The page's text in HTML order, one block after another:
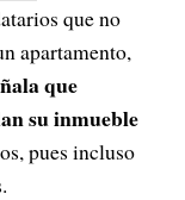
que no
apartamento,
que
su inmueble
pues incluso